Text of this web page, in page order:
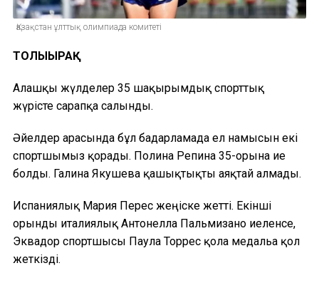
Қазақстан ұлттық олимпиада комитеті
ТОЛЫҒЫРАҚ
Алғашқы жүлделер 35 шақырымдық спорттық
жүрісте сарапқа салынды.
Әйелдер арасында бұл бағдарламада ел намысын екі
спортшымыз қорғады. Полина Репина 35-орынға ие
болды. Галина Якушева қашықтықты аяқтай алмады.
Испаниялық Мария Перес жеңіске жетті. Екінші
орынды италиялық Антонелла Пальмизано иеленсе,
Эквадор спортшысы Паула Торрес қола медальға қол
жеткізді.